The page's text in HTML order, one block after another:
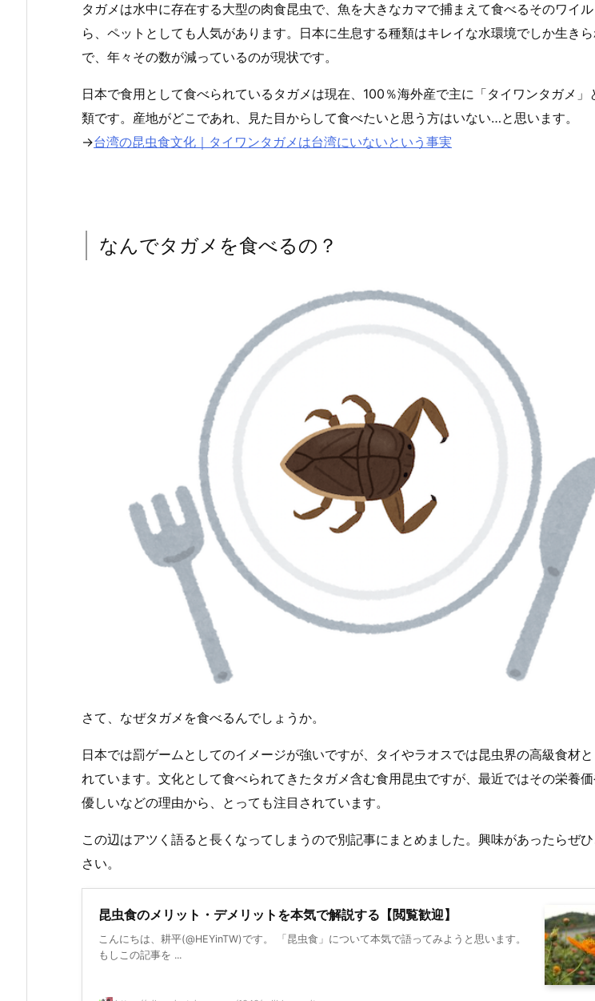
タガメは水中に存在する大型の肉食昆虫で、魚を大きなカマで捕まえて食べるそのワイ
ら、ペットとしても人気があります。日本に生息する種類はキレイな水環境でしか生き
で、年々その数が減っているのが現状です。
日本で食用として食べられているタガメは現在、100％海外産で主に「タイワンタガメ」
類です。産地がどこであれ、見た目からして食べたいと思う方はいない…と思います。
→台湾の昆虫食文化｜タイワンタガメは台湾にいないという事実
なんでタガメを食べるの？
さて、なぜタガメを食べるんでしょうか。
日本では罰ゲームとしてのイメージが強いですが、タイやラオスでは昆虫界の高級食材
れています。文化として食べられてきたタガメ含む食用昆虫ですが、最近ではその栄養
優しいなどの理由から、とっても注目されています。
この辺はアツく語ると長くなってしまうので別記事にまとめました。興味があったらぜ
さい。
昆虫食のメリット・デメリットを本気で解説する【閲覧歓迎】
こんにちは、耕平(@HEYinTW)です。 「昆虫食」について本気で語ってみようと思います。
もしこの記事を ...